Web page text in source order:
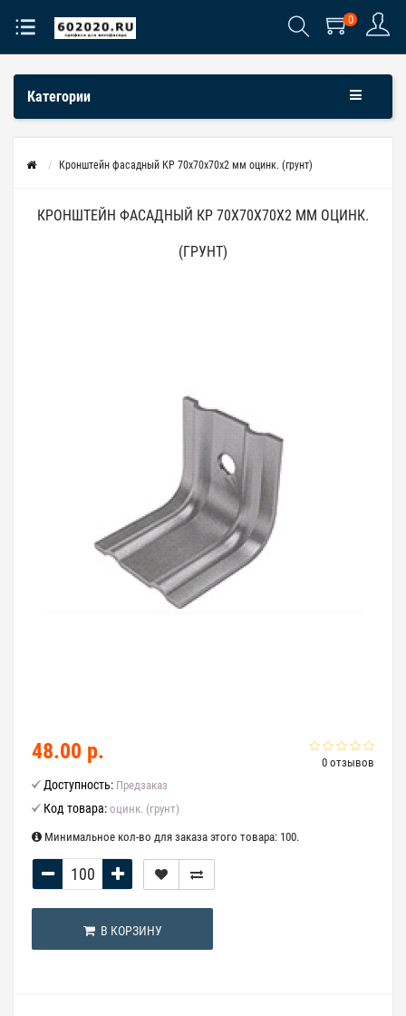
0
Категории
Кронштейн фасадный КР 70х70х70х2 мм оцинк. (грунт)
КРОНШТЕЙН ФАСАДНЫЙ КР 70Х70Х70Х2 ММ ОЦИНК.
(ГРУНТ)
0 отзывов
48.00 р.
Доступность: Предзаказ
Код товара: оцинк. (грунт)
Минимальное кол-во для заказа этого товара: 100.
В КОРЗИНУ